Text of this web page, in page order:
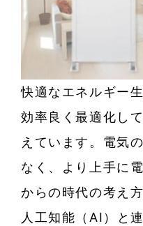
快適なエネルギー
効率良く最適化し
えています。電気
なく、より上手に
からの時代の考え方
人工知能（AI）と